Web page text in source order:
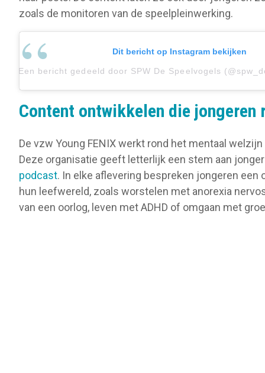
zoals de monitoren van de speelpleinwerking.
Dit bericht op Instagram bekijken
Een bericht gedeeld door SPW De Speelvogels
Content ontwikkelen die jongeren
De vzw Young FENIX werkt rond het mentaal
Deze organisatie geeft letterlijk een stem aan
podcast. In elke aflevering bespreken jongeren een
hun leefwereld, zoals worstelen met anorexia
van een oorlog, leven met ADHD of omgaan met